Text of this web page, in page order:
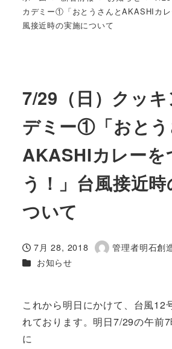
カデミー①「おとうさんとAKASHIカ
風接近時の実施について
7/29（日）クッ
デミー①「おとう
AKASHIカレーを
う！」台風接近
ついて
投稿日
7月 28, 2018
著
管理者明石創
カテゴリー
お知らせ
これから明日にかけて、台風12
れております。明日7/29の午前
に